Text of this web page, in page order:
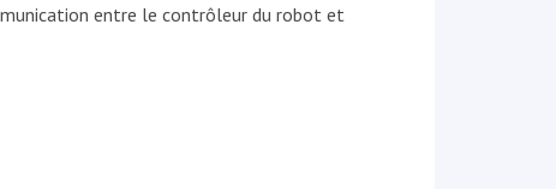
entre le contrôleur du robot et